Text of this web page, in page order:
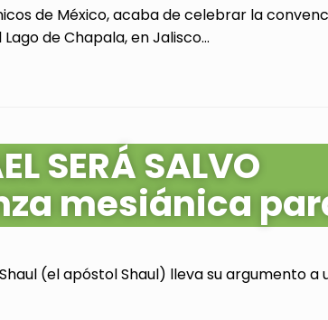
de México, acaba de celebrar la
de Chapala, en Jalisco...
SERÁ SALVO
mesiánica
(el apóstol Shaul) lleva su argumento